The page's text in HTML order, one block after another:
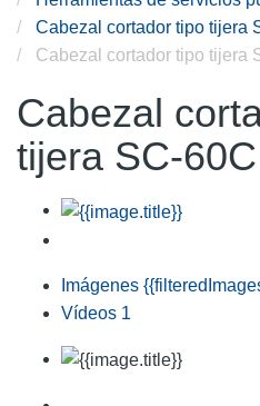
Cabezal cortador tipo tijera
Cabezal cortador tipo tijera
Cabezal
tijera SC-60C
Imágenes
Vídeos 1